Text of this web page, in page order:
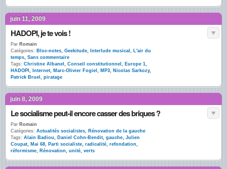
juin 11, 2009
HADOPI, je te vois !
Par Romain
Catégories: Bloc-notes, Geekitude, Interlude musical , L'air du
temps, Sans commentaire
Tags: Christine Albanel , Conseil constitutionnel , Europe 1,
HADOPI , Internet, Marc-Olivier Fogiel , MP3, Nicolas Sarkozy,
Patrick Bruel , piratage
juin 8, 2009
Le socialisme peut-il encore casser des briques ?
Par Romain
Catégories: Actualités socialistes, Rénovation de la gauche
Tags: Alain Badiou, Daniel Cohn-Bendit, gauche, Julien
Coupat, Mai 68, Parti socialiste, radicalité, refondation,
réformisme, Rénovation, unité, verts